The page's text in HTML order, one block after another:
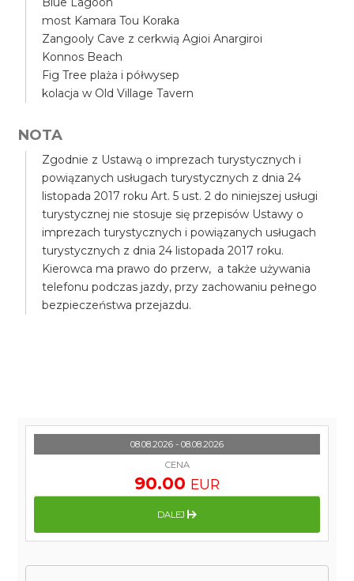
most Kamara Tou Koraka
Zangooly Cave z cerkwią Agioi Anargiroi
Konnos Beach
Fig Tree plaża i półwysep
kolacja w Old Village Tavern
NOTA
Zgodnie z Ustawą o imprezach turystycznych i
powiązanych usługach turystycznych z dnia 24
listopada 2017 roku Art. 5 ust. 2 do niniejszej usługi
turystycznej nie stosuje się przepisów Ustawy o
imprezach turystycznych i powiązanych usługach
turystycznych z dnia 24 listopada 2017 roku.
Kierowca ma prawo do przerw, a także używania
telefonu podczas jazdy, przy zachowaniu pełnego
bezpieczeństwa przejazdu.
08.08.2026 - 08.08.2026
CENA
90.00 EUR
DALEJ